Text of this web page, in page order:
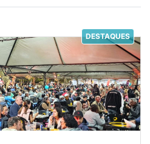
DESTAQUES